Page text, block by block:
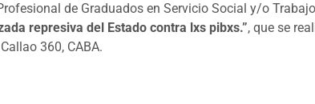
de Graduados en Servicio Social y/o
represiva del Estado contra lxs pibxs.”, que se
360, CABA.